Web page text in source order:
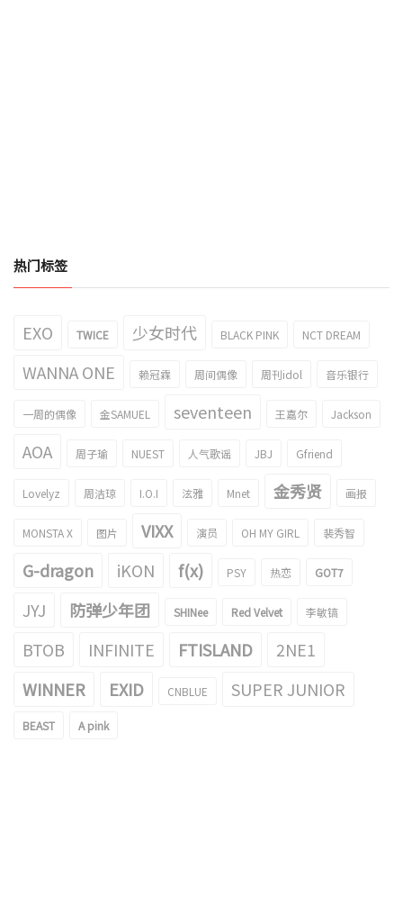
热门标签
EXO TWICE 少女时代 BLACK PINK NCT DREAM
WANNA ONE 赖冠霖 周间偶像 周刊idol 音乐银行
一周的偶像 金SAMUEL seventeen 王嘉尔 Jackson
AOA 周子瑜 NUEST 人气歌谣 JBJ Gfriend
Lovelyz 周洁琼 I.O.I 泫雅 Mnet 金秀贤 画报
MONSTA X 图片 VIXX 演员 OH MY GIRL 裴秀智
G-dragon iKON f(x) PSY 热恋 GOT7
JYJ 防弹少年团 SHINee Red Velvet 李敏镐
BTOB INFINITE FTISLAND
2NE1
WINNER
EXID CNBLUE SUPER JUNIOR
BEAST A pink